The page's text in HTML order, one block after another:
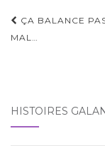
d'article
ÇA BALANCE
MAL…
HISTOIRES